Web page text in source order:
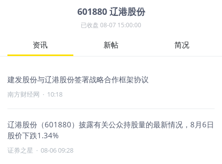
601880 辽港股份
已收盘 08-07 15:00:00
资讯 新帖 简况
建发股份与辽港股份签署战略合作框架协议
南方财经网 · 10:18
辽港股份（601880）披露有关公众持股量的最新情况，8月6日
股价下跌1.34%
证券之星 · 08-06 09:28